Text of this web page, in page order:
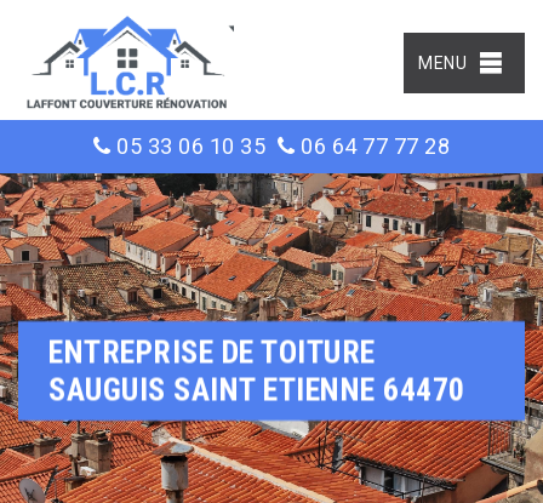
MENU
05 33 06 10 35 06 64 77 77 28
ENTREPRISE DE TOITURE
SAUGUIS SAINT ETIENNE 64470